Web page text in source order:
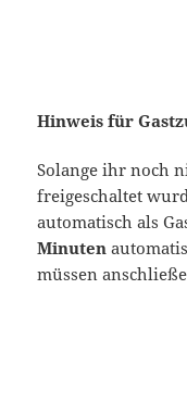
Hinweis für
Solange ihr noch
freigeschaltet
automatisch als
Minuten
müssen